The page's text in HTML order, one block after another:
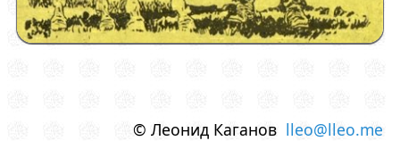
© Леонид Каганов lleo@lleo.me